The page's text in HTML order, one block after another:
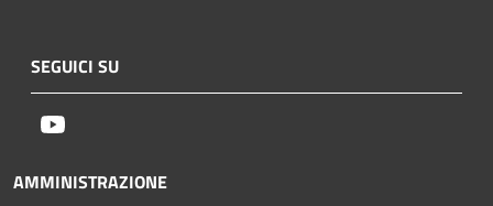
SEGUICI SU
AMMINISTRAZIONE